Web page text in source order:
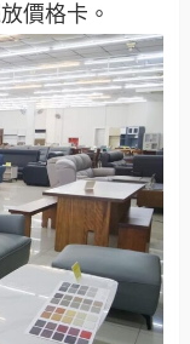
價格卡。